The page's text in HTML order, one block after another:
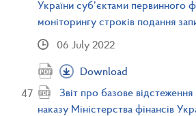
України суб’єктами первинного
моніторингу строків подання
06 July 2022
Download
Звіт про базове відстеження
наказу Міністерства фінансів